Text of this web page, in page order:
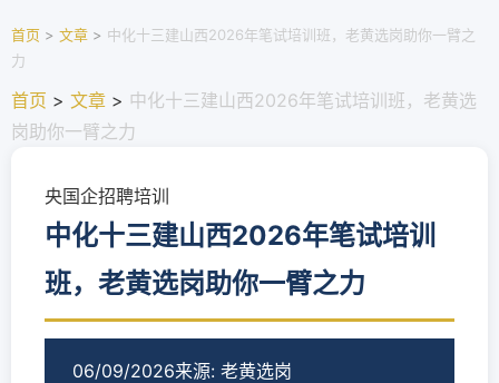
首页 > 文章 > 中化十三建山西2026年笔试培训班，老黄选岗助你一臂之
力
首页 > 文章 > 中化十三建山西2026年笔试培训班，老黄选
岗助你一臂之力
央国企招聘培训
中化十三建山西2026年笔试培训
班，老黄选岗助你一臂之力
06/09/2026来源: 老黄选岗